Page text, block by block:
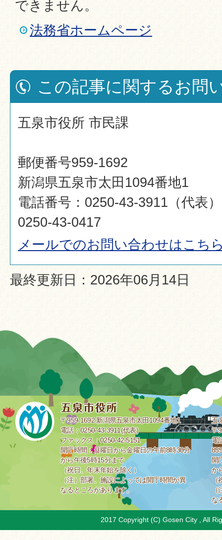
できません。
法務省ホームページ
この記事に関するお問
五泉市役所 市民課
郵便番号959-1692
新潟県五泉市太田1094番地1
電話番号：0250-43-3911（代表
0250-43-0417
メールでのお問い合わせはこち
最終更新日：2026年06月14日
〒959-1692 新潟県五泉市太田1094番地1
電話：0250-43-3911(代表)
ファックス：0250-42-5151
開庁時間：月曜日から金曜日の午前8時30分
から午後5時15分まで
（祝日、年末年始を除く）
（注）部署、施設によっては開庁時間が異
なるところがあります。
五
〒
電
開
か
な
2017 Copyright (C) Gosen City , All